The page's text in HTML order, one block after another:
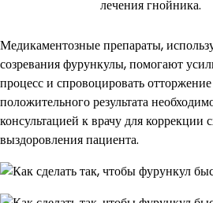
лечения гнойника.
Медикаментозные препараты,
созревания фурункулы, помогают
процесс и спровоцировать
положительного результата
консультацией к врачу для коррекции
выздоровления пациента.